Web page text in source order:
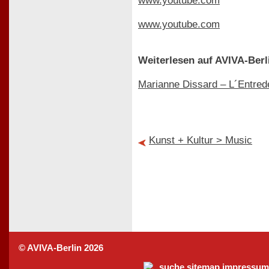
www.youtube.com
Weiterlesen auf AVIVA-
Marianne Dissard –
Kunst + Kultur > Music
© AVIVA-Berlin 2026